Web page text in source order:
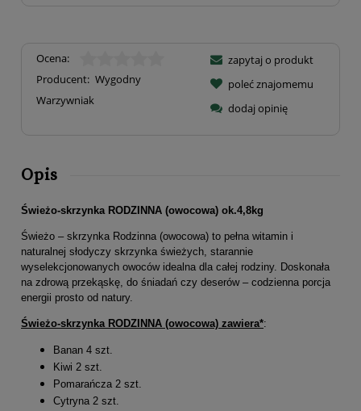
Ocena:
Producent: Wygodny
Warzywniak
zapytaj o produkt
poleć znajomemu
dodaj opinię
Opis
Świeżo-skrzynka RODZINNA (owocowa) ok.4,8kg
Świeżo – skrzynka Rodzinna (owocowa) to pełna witamin i
naturalnej słodyczy skrzynka świeżych, starannie
wyselekcjonowanych owoców idealna dla całej rodziny. Doskonała
na zdrową przekąskę, do śniadań czy deserów – codzienna porcja
energii prosto od natury.
Świeżo-skrzynka RODZINNA (owocowa) zawiera*:
Banan 4 szt.
Kiwi 2 szt.
Pomarańcza 2 szt.
Cytryna 2 szt.